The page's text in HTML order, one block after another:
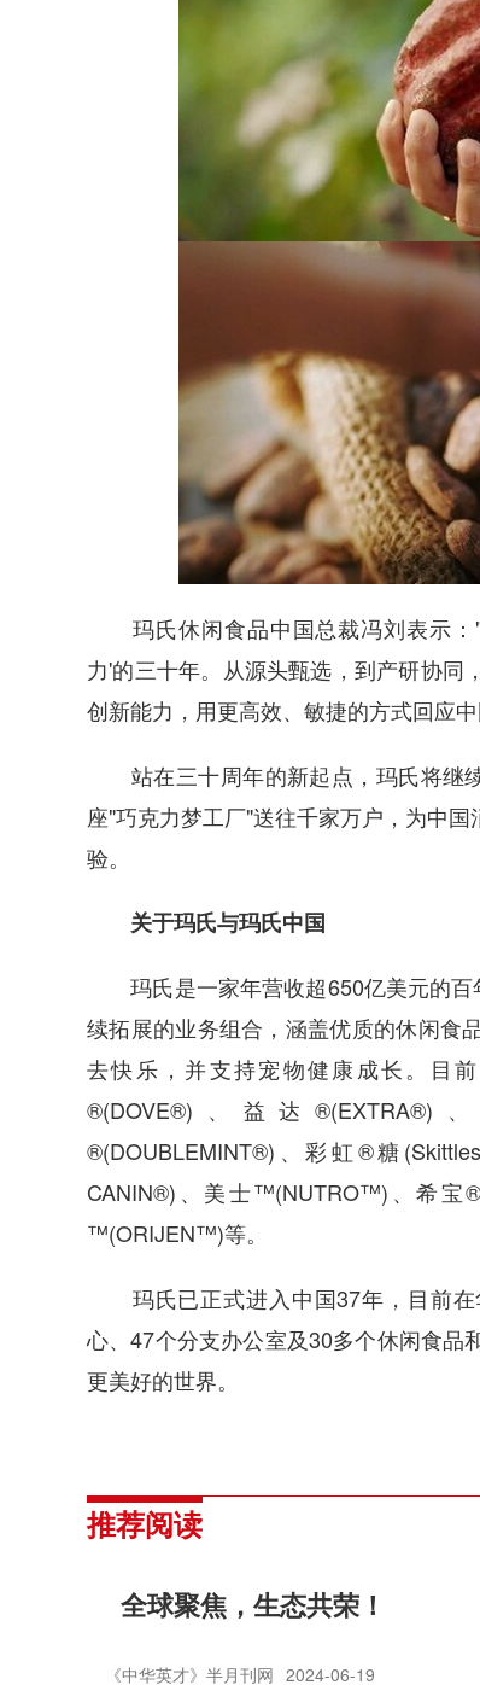
玛氏休闲食品中国总裁冯刘表示："
力'的三十年。从源头甄选，到产研协同
创新能力，用更高效、敏捷的方式回应
站在三十周年的新起点，玛氏将继
座"巧克力梦工厂"送往千家万户，为中
验。
关于玛氏与玛氏中国
玛氏是一家年营收超650亿美元的百
续拓展的业务组合，涵盖优质的休闲食
去快乐，并支持宠物健康成长。目
®(DOVE®)、益达®(EXTRA®)
®(DOUBLEMINT®)、彩虹®糖
CANIN®)、美士™(NUTRO™)、希宝
™(ORIJEN™)等。
玛氏已正式进入中国37年，目前在
心、47个分支办公室及30多个休闲食品
更美好的世界。
推荐阅读
全球聚焦，生态共荣！
《中华英才》半月刊网 2024-06-19